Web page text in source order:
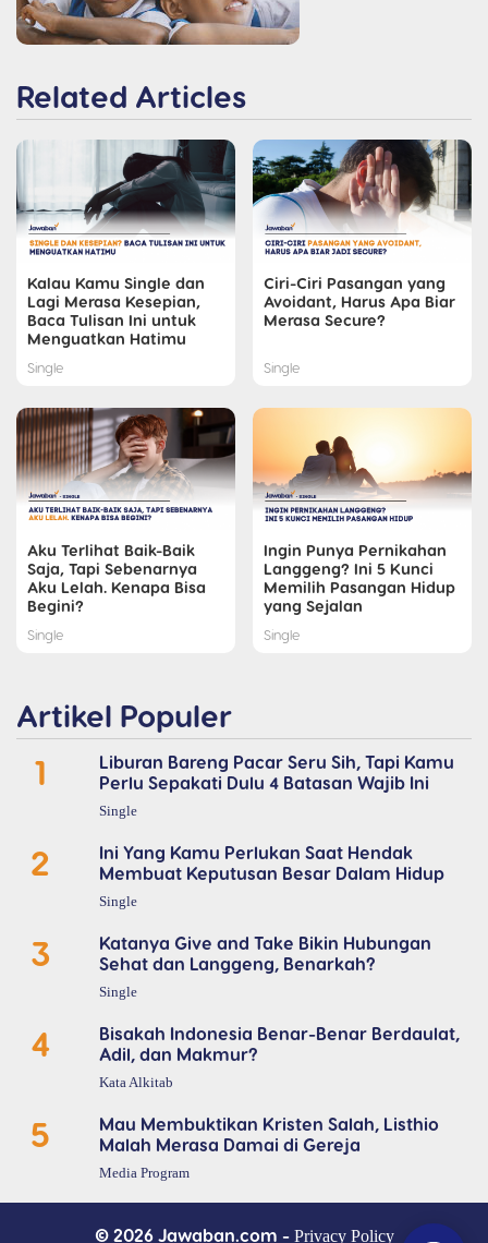
Related Articles
Kalau Kamu Single dan
Lagi Merasa Kesepian,
Baca Tulisan Ini untuk
Menguatkan Hatimu
Single
Ciri-Ciri Pasangan yang
Avoidant, Harus Apa Biar
Merasa Secure?
Single
Aku Terlihat Baik-Baik
Saja, Tapi Sebenarnya
Aku Lelah. Kenapa Bisa
Begini?
Single
Ingin Punya Pernikahan
Langgeng? Ini 5 Kunci
Memilih Pasangan Hidup
yang Sejalan
Single
Artikel Populer
1
Liburan Bareng Pacar Seru Sih, Tapi Kamu
Perlu Sepakati Dulu 4 Batasan Wajib Ini
Single
2
Ini Yang Kamu Perlukan Saat Hendak
Membuat Keputusan Besar Dalam Hidup
Single
3
Katanya Give and Take Bikin Hubungan
Sehat dan Langgeng, Benarkah?
Single
4
Bisakah Indonesia Benar-Benar Berdaulat,
Adil, dan Makmur?
Kata Alkitab
5
Mau Membuktikan Kristen Salah, Listhio
Malah Merasa Damai di Gereja
Media Program
© 2026 Jawaban.com - Privacy Policy